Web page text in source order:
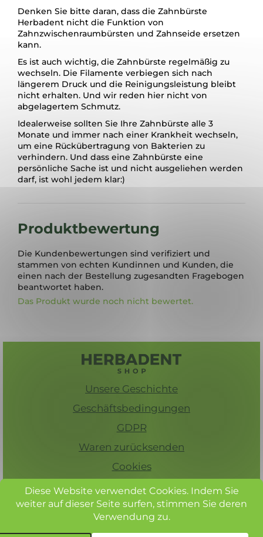
Diese Website verwendet Cookies. Indem Sie
weiter auf dieser Seite surfen, stimmen Sie deren
Verwendung zu.
Denken Sie bitte daran, dass die Zahnbürste
Herbadent nicht die Funktion von
Zahnzwischenraumbürsten und Zahnseide ersetzen
kann.
Es ist auch wichtig, die Zahnbürste regelmäßig zu
wechseln. Die Filamente verbiegen sich nach
längerem Druck und die Reinigungsleistung bleibt
nicht erhalten. Und wir reden hier nicht von
abgelagertem Schmutz.
Idealerweise sollten Sie Ihre Zahnbürste alle 3
Monate und immer nach einer Krankheit wechseln,
um eine Rückübertragung von Bakterien zu
verhindern. Und dass eine Zahnbürste eine
persönliche Sache ist und nicht ausgeliehen werden
darf, ist wohl jedem klar:)
Produktbewertung
Die Kundenbewertungen sind verifiziert und
stammen von echten Kundinnen und Kunden, die
einen nach der Bestellung zugesandten Fragebogen
beantwortet haben.
Das Produkt wurde noch nicht bewertet.
Unsere Geschichte
Geschäftsbedingungen
GDPR
Waren zurücksenden
Cookies
Kontakt